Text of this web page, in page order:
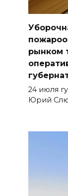
рынком
24 июля
Юрий